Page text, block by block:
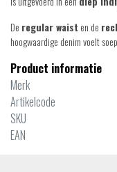
De regular waist en de
hoogwaardige denim voelt
Product informatie
Merk
Artikelcode
SKU
EAN